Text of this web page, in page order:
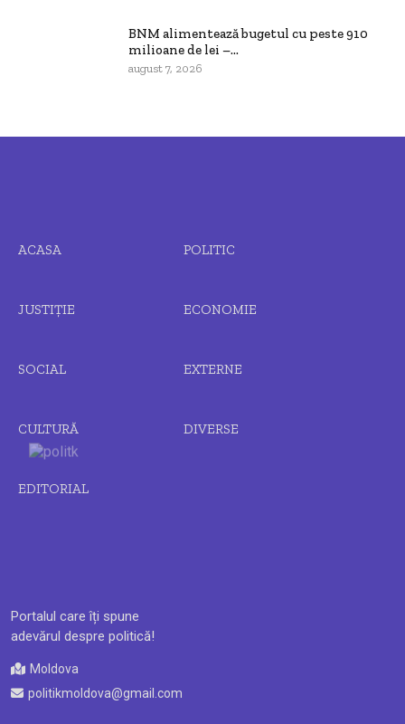
BNM alimentează bugetul cu peste 910
milioane de lei –...
august 7, 2026
Portalul care îți spune
adevărul despre politică!
Moldova
politikmoldova@gmail.com
ACASA POLITIC
JUSTIȚIE ECONOMIE
SOCIAL EXTERNE
CULTURĂ DIVERSE
EDITORIAL